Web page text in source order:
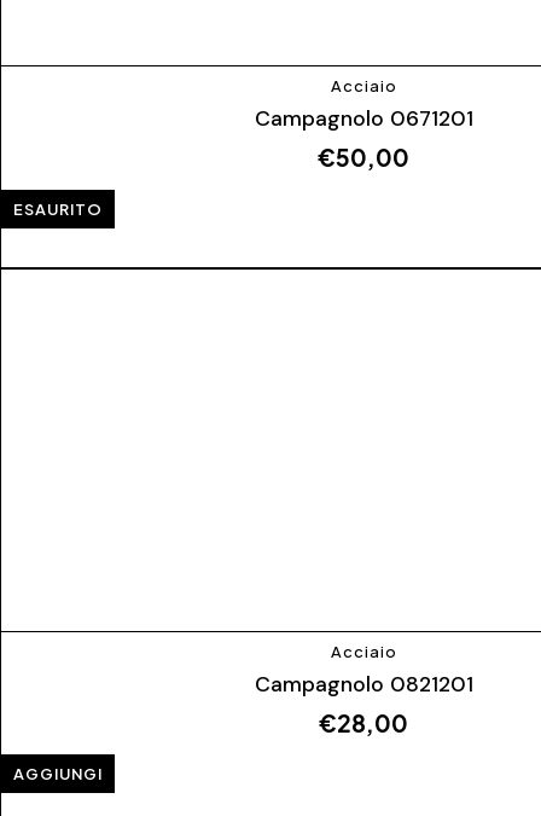
Acciaio
Campagnolo 0671201
€50,00
ESAURITO
Acciaio
Campagnolo 0821201
€28,00
AGGIUNGI